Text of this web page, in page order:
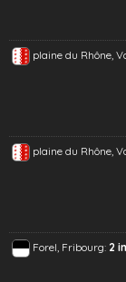
plaine du Rhône,
plaine du Rhône,
Forel, Fribourg: 2